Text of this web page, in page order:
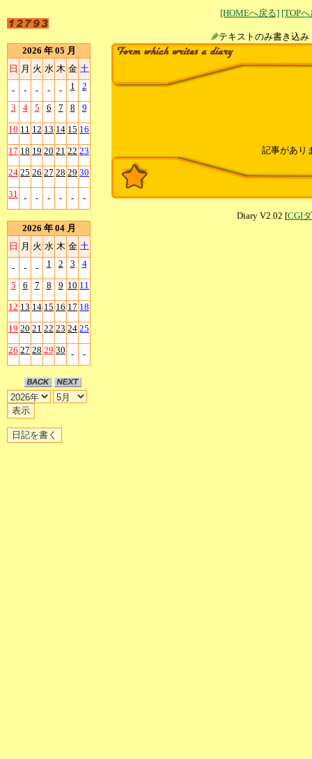
[HOMEへ戻る] [TOP
テキストのみ書
2026 年 05 月
日 月 火 水 木 金 土
- - - - - 1 2
3 4 5 6 7 8 9
10 11 12 13 14 15 16
17 18 19 20 21 22 23
24 25 26 27 28 29 30
31 - - - - - -
2026 年 04 月
日 月 火 水 木 金 土
- - - 1 2 3 4
5 6 7 8 9 10 11
12 13 14 15 16 17 18
19 20 21 22 23 24 25
26 27 28 29 30 - -
記事があり
Diary V2.02 [CGI